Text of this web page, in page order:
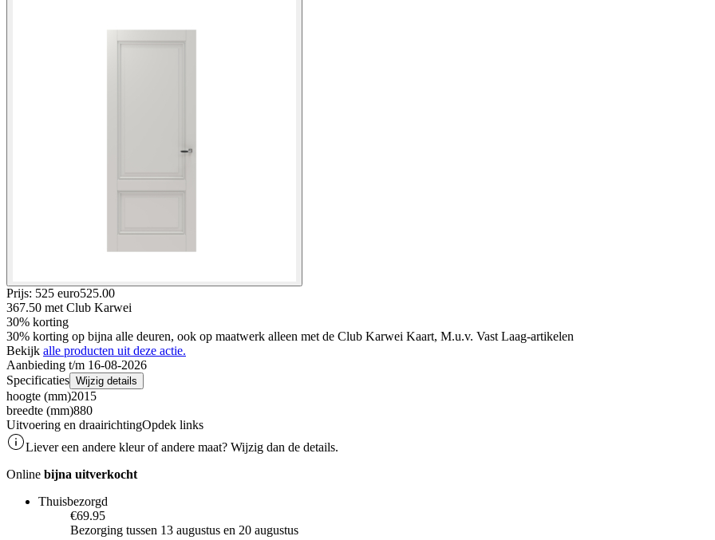
Prijs: 525 euro525.00
367.50 met Club Karwei
30% korting
30% korting op bijna alle deuren, ook op maatwerk alleen met de Club Karwei Kaart, M.u.v. Vast Laag-artikelen
Bekijk alle producten uit deze actie.
Aanbieding t/m 16-08-2026
Specificaties Wijzig details
hoogte (mm)2015
breedte (mm)880
Uitvoering en draairichtingOpdek links
Liever een andere kleur of andere maat? Wijzig dan de details.
Online bijna uitverkocht
Thuisbezorgd
€69.95
Bezorging tussen 13 augustus en 20 augustus